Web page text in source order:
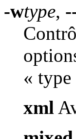
-wtype,
« type
xml